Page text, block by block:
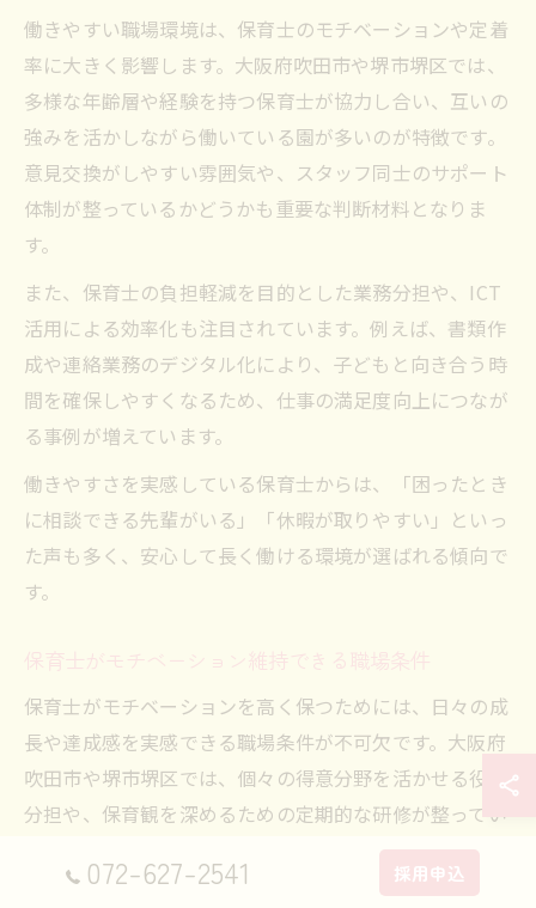
働きやすい職場環境は、保育士のモチベーションや定着
率に大きく影響します。大阪府吹田市や堺市堺区では、
多様な年齢層や経験を持つ保育士が協力し合い、互いの
強みを活かしながら働いている園が多いのが特徴です。
意見交換がしやすい雰囲気や、スタッフ同士のサポート
体制が整っているかどうかも重要な判断材料となりま
す。
また、保育士の負担軽減を目的とした業務分担や、ICT
活用による効率化も注目されています。例えば、書類作
成や連絡業務のデジタル化により、子どもと向き合う時
間を確保しやすくなるため、仕事の満足度向上につなが
る事例が増えています。
働きやすさを実感している保育士からは、「困ったとき
に相談できる先輩がいる」「休暇が取りやすい」といっ
た声も多く、安心して長く働ける環境が選ばれる傾向で
す。
保育士がモチベーション維持できる職場条件
保育士がモチベーションを高く保つためには、日々の成
長や達成感を実感できる職場条件が不可欠です。大阪府
吹田市や堺市堺区では、個々の得意分野を活かせる役割
分担や、保育観を深めるための定期的な研修が整ってい
る園が増えています。これにより、「自分の成長を感じ
ながら働ける」という実感を持つ保育士が多いのが特徴
072-627-2541 採用申込